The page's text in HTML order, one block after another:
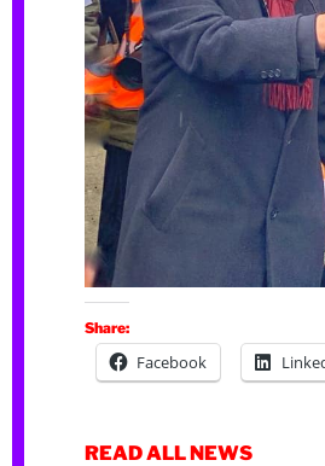
Share:
Facebook
READ ALL NEWS